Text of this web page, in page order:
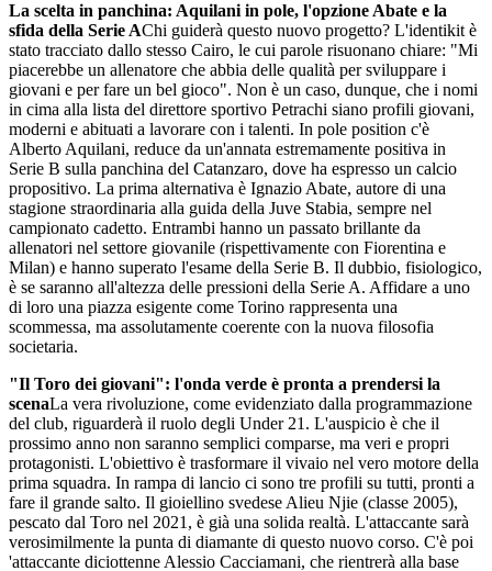
​La scelta in panchina: Aquilani in pole, l'opzione Abate e la
sfida della Serie A​Chi guiderà questo nuovo progetto? L'identikit è
stato tracciato dallo stesso Cairo, le cui parole risuonano chiare: "Mi
piacerebbe un allenatore che abbia delle qualità per sviluppare i
giovani e per fare un bel gioco". Non è un caso, dunque, che i nomi
in cima alla lista del direttore sportivo Petrachi siano profili giovani,
moderni e abituati a lavorare con i talenti. In pole position c'è
Alberto Aquilani, reduce da un'annata estremamente positiva in
Serie B sulla panchina del Catanzaro, dove ha espresso un calcio
propositivo. La prima alternativa è Ignazio Abate, autore di una
stagione straordinaria alla guida della Juve Stabia, sempre nel
campionato cadetto. Entrambi hanno un passato brillante da
allenatori nel settore giovanile (rispettivamente con Fiorentina e
Milan) e hanno superato l'esame della Serie B. Il dubbio, fisiologico,
è se saranno all'altezza delle pressioni della Serie A. Affidare a uno
di loro una piazza esigente come Torino rappresenta una
scommessa, ma assolutamente coerente con la nuova filosofia
societaria.
​"Il Toro dei giovani": l'onda verde è pronta a prendersi la
scena​La vera rivoluzione, come evidenziato dalla programmazione
del club, riguarderà il ruolo degli Under 21. L'auspicio è che il
prossimo anno non saranno semplici comparse, ma veri e propri
protagonisti. L'obiettivo è trasformare il vivaio nel vero motore della
prima squadra. ​In rampa di lancio ci sono tre profili su tutti, pronti a
fare il grande salto. Il gioiellino svedese Alieu Njie (classe 2005),
pescato dal Toro nel 2021, è già una solida realtà. L'attaccante sarà
verosimilmente la punta di diamante di questo nuovo corso. C'è poi
'attaccante diciottenne Alessio Cacciamani, che rientrerà alla base